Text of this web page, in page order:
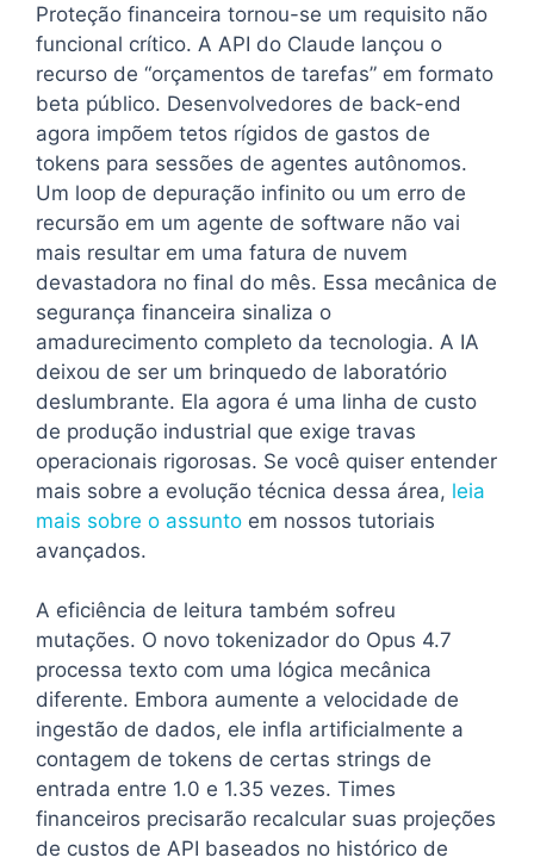
Proteção financeira tornou-se um requisito não
funcional crítico. A API do Claude lançou o
recurso de “orçamentos de tarefas” em formato
beta público. Desenvolvedores de back-end
agora impõem tetos rígidos de gastos de
tokens para sessões de agentes autônomos.
Um loop de depuração infinito ou um erro de
recursão em um agente de software não vai
mais resultar em uma fatura de nuvem
devastadora no final do mês. Essa mecânica de
segurança financeira sinaliza o
amadurecimento completo da tecnologia. A IA
deixou de ser um brinquedo de laboratório
deslumbrante. Ela agora é uma linha de custo
de produção industrial que exige travas
operacionais rigorosas. Se você quiser entender
mais sobre a evolução técnica dessa área, leia
mais sobre o assunto em nossos tutoriais
avançados.
A eficiência de leitura também sofreu
mutações. O novo tokenizador do Opus 4.7
processa texto com uma lógica mecânica
diferente. Embora aumente a velocidade de
ingestão de dados, ele infla artificialmente a
contagem de tokens de certas strings de
entrada entre 1.0 e 1.35 vezes. Times
financeiros precisarão recalcular suas projeções
de custos de API baseados no histórico de